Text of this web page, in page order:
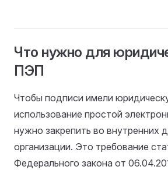
Что нужно для
ПЭП
Чтобы подписи имели
использование простой
нужно закрепить во внутренних
организации. Это требование
Федерального закона от